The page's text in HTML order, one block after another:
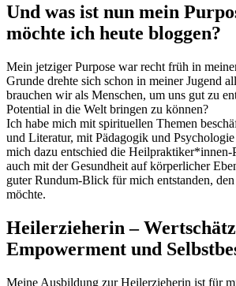
Und was ist nun mein
möchte ich heute bloggen?
Mein jetziger Purpose war recht früh in
Grunde drehte sich schon in meiner Jugend
brauchen wir als Menschen, um uns gut zu
Potential in die Welt bringen zu können?
Ich habe mich mit spirituellen Themen
und Literatur, mit Pädagogik und
mich dazu entschied die Heilpraktiker*innen-
auch mit der Gesundheit auf körperlicher
guter Rundum-Blick für mich entstanden,
möchte.
Heilerzieherin –
Empowerment und
Meine Ausbildung zur Heilerzieherin ist für